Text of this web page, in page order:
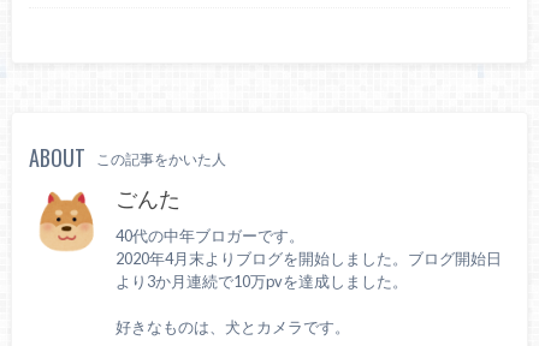
ABOUT この記事をかいた人
ごんた
40代の中年ブロガーです。
2020年4月末よりブログを開始しました。ブログ開始日
より3か月連続で10万pvを達成しました。
好きなものは、犬とカメラです。